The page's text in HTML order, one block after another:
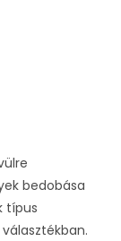
bedobása
típus